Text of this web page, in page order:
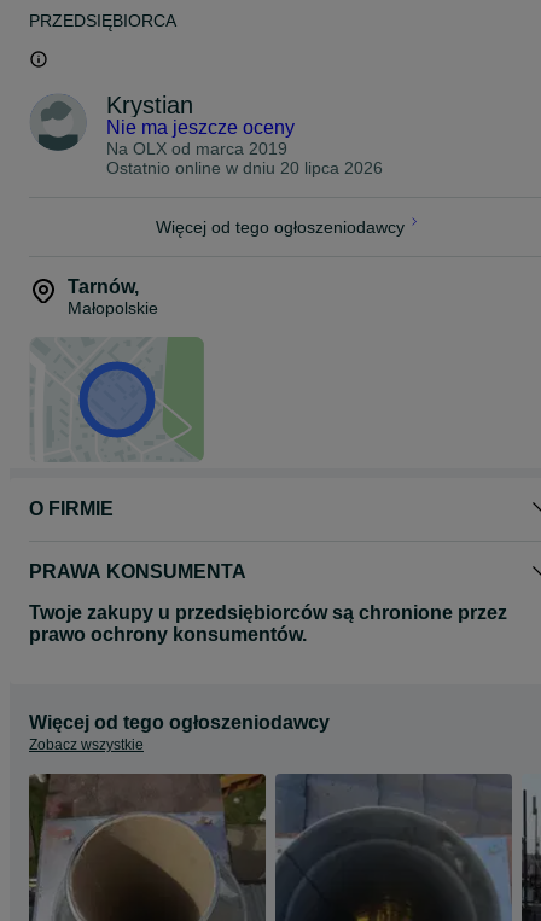
ZALETY
*poprawa ciągu komina
*dostosowanie średnicy komina do wymagań pieca
*szybka instalacja systemu kominowego
*pozbycie się nieprzyjemnego zapachu
Zapraszamy do kontaktu i darmowego pomiaru
PRZEDSIĘBIORCA
Krystian
Nie ma jeszcze oceny
Na OLX od marca 2019
Ostatnio online w dniu 20 lipca 2026
Więcej od tego ogłoszeniodawcy
Tarnów,
Małopolskie
O FIRMIE
PRAWA KONSUMENTA
Twoje zakupy u przedsiębiorców są chronione przez
prawo ochrony konsumentów.
Więcej od tego ogłoszeniodawcy
Zobacz wszystkie